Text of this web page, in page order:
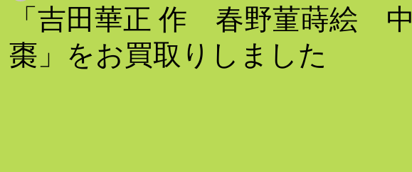
「吉田華正 作 春野菫蒔絵 中
棗」をお買取りしました